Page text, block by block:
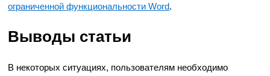
ограниченной функциональности Word.
Выводы статьи
В некоторых ситуациях, пользователям необходимо